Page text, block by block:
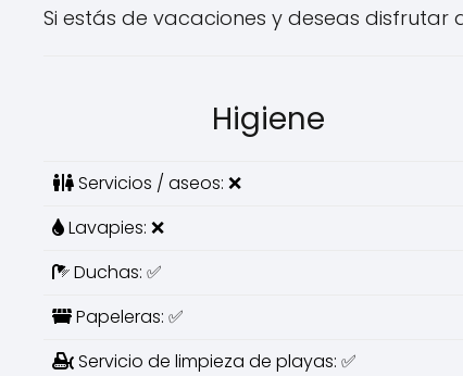
Si estás de vacaciones y deseas
Higiene
Servicios / aseos: ❌
Lavapies: ❌
Duchas: ✅
Papeleras: ✅
Servicio de limpieza de playas: ✅